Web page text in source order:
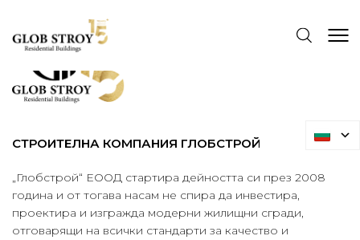
СТРОИТЕЛНА КОМПАНИЯ ГЛОБСТРОЙ
„Глобстрой“ ЕООД стартира дейността си през 2008
година и от тогава насам не спира да инвестира,
проектира и изгражда модерни жилищни сгради,
отговарящи на всички стандарти за качество и